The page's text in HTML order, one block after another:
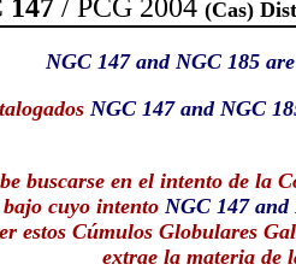
147 / PCG 2004 (Cas)
NGC 147 and NGC 185
NGC 147 and NGC
buscarse en el intento de la
cuyo intento NGC 147
estos Cúmulos Globulares
extrae la materia de